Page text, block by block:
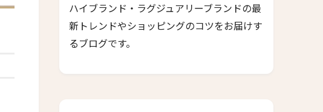
ハイブランド・ラグジュアリーブランドの最
新トレンドやショッピングのコツをお届けす
るブログです。